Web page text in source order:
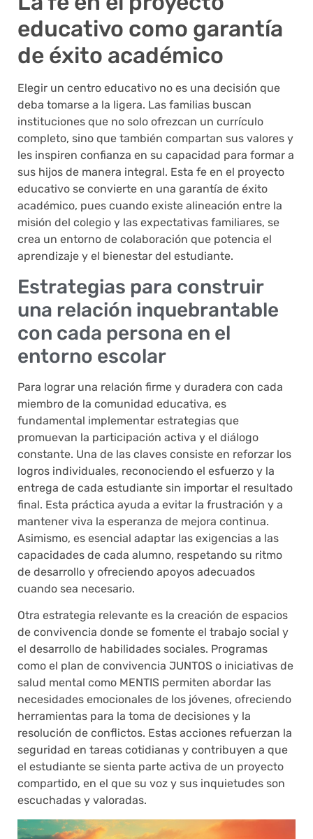
educativo como garantía
de éxito académico
Elegir un centro educativo no es una decisión que
deba tomarse a la ligera. Las familias buscan
instituciones que no solo ofrezcan un currículo
completo, sino que también compartan sus valores y
les inspiren confianza en su capacidad para formar a
sus hijos de manera integral. Esta fe en el proyecto
educativo se convierte en una garantía de éxito
académico, pues cuando existe alineación entre la
misión del colegio y las expectativas familiares, se
crea un entorno de colaboración que potencia el
aprendizaje y el bienestar del estudiante.
Estrategias para construir
una relación inquebrantable
con cada persona en el
entorno escolar
Para lograr una relación firme y duradera con cada
miembro de la comunidad educativa, es
fundamental implementar estrategias que
promuevan la participación activa y el diálogo
constante. Una de las claves consiste en reforzar los
logros individuales, reconociendo el esfuerzo y la
entrega de cada estudiante sin importar el resultado
final. Esta práctica ayuda a evitar la frustración y a
mantener viva la esperanza de mejora continua.
Asimismo, es esencial adaptar las exigencias a las
capacidades de cada alumno, respetando su ritmo
de desarrollo y ofreciendo apoyos adecuados
cuando sea necesario.
Otra estrategia relevante es la creación de espacios
de convivencia donde se fomente el trabajo social y
el desarrollo de habilidades sociales. Programas
como el plan de convivencia JUNTOS o iniciativas de
salud mental como MENTIS permiten abordar las
necesidades emocionales de los jóvenes, ofreciendo
herramientas para la toma de decisiones y la
resolución de conflictos. Estas acciones refuerzan la
seguridad en tareas cotidianas y contribuyen a que
el estudiante se sienta parte activa de un proyecto
compartido, en el que su voz y sus inquietudes son
escuchadas y valoradas.